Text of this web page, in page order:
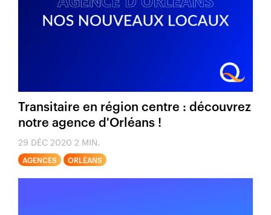
Transitaire en région centre : découvrez
notre agence d'Orléans !
29 DÉC 2020 2 MIN.
AGENCES ORLÉANS